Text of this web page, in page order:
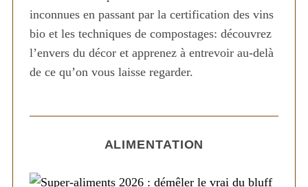
inconnues en passant par la certification des vins
bio et les techniques de compostages: découvrez
l’envers du décor et apprenez à entrevoir au-delà
de ce qu’on vous laisse regarder.
ALIMENTATION